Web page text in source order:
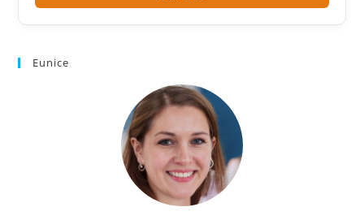
Eunice